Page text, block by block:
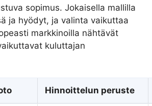
sopimus. Jokaisella mallilla
ja hyödyt, ja valinta vaikuttaa
markkinoilla nähtävät
kuluttajan
Hinnoittelun peruste